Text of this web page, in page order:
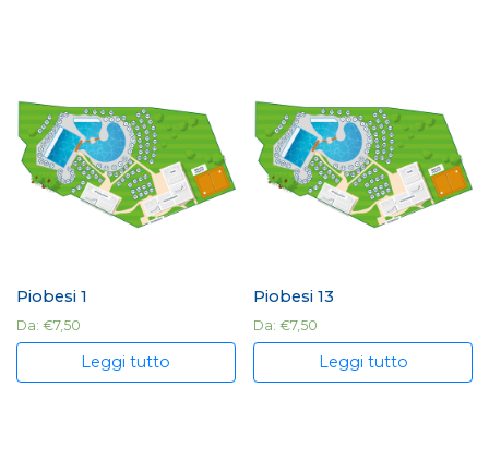
Piobesi 1
Da: €7,50
Leggi tutto
Piobesi 13
Da:€7,50
Leggi tutto